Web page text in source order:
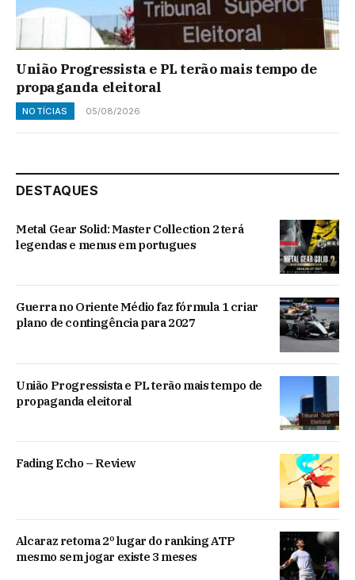
União Progressista e PL terão mais tempo de
propaganda eleitoral
NOTÍCIAS 05/08/2026
DESTAQUES
Metal Gear Solid: Master Collection 2 terá
legendas e menus em portugues
Guerra no Oriente Médio faz fórmula 1 criar
plano de contingência para 2027
União Progressista e PL terão mais tempo de
propaganda eleitoral
Fading Echo – Review
Alcaraz retoma 2º lugar do ranking ATP
mesmo sem jogar existe 3 meses